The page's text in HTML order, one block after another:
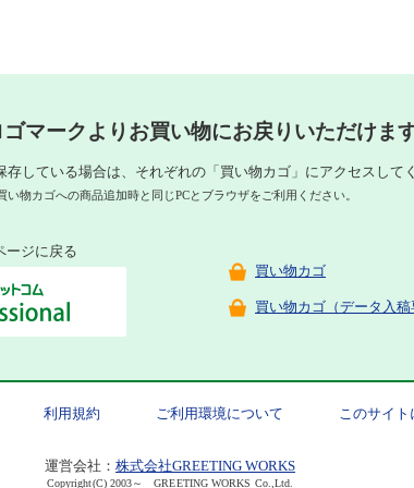
ゴマークよりお買い物にお戻りいただけま
している場合は、それぞれの「買い物カゴ」にアクセスして
い物カゴへの商品追加時と同じPCとブラウザをご利用ください。
ージに戻る
買い物カゴ
買い物カゴ（データ入稿
利用規約 ご利用環境について このサイト
運営会社： 株式会社GREETING WORKS
Copyright(C) 2003～ GREETING WORKS Co.,Ltd.